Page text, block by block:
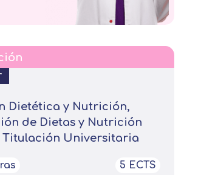
Dietética y Nutrición,
de Dietas y Nutrición
Titulación Universitaria
5 ECTS